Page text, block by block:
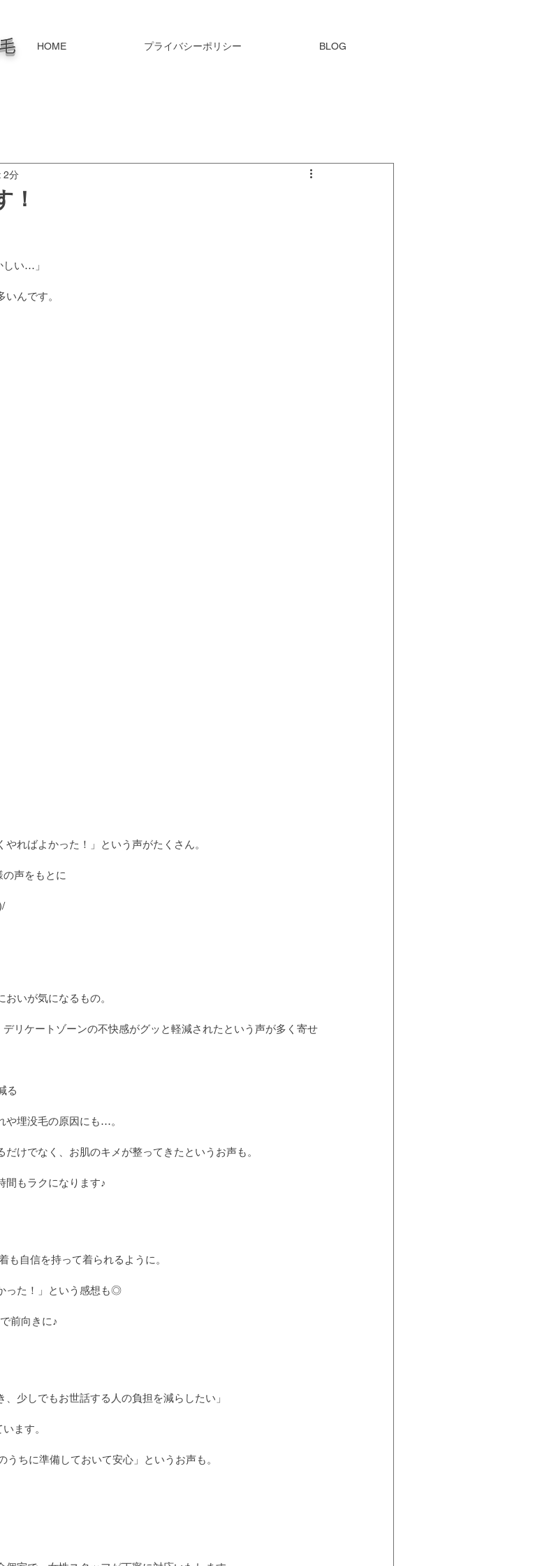
HOME プライバシーポリシー BLOG
！
2分
しい…」
んです。
ればよかった！」という声がたくさん。
声をもとに
いが気になるもの。
リケートゾーンの不快感がグッと軽減されたという声が多く寄せ
る
や埋没毛の原因にも…。
けでなく、お肌のキメが整ってきたというお声も。
間もラクになります♪
も自信を持って着られるように。
った！」という感想も◎
前向きに♪
、少しでもお世話する人の負担を減らしたい」
ます。
ちに準備しておいて安心」というお声も。